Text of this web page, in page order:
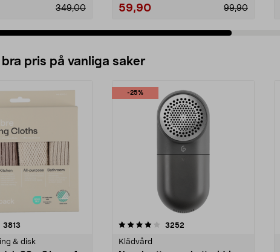
349,00 59,90 99,90
pris på vanliga saker
3813
& disk
-25%
5 stjärnor 3252
Klädvård
4.5av 5 stjärnor